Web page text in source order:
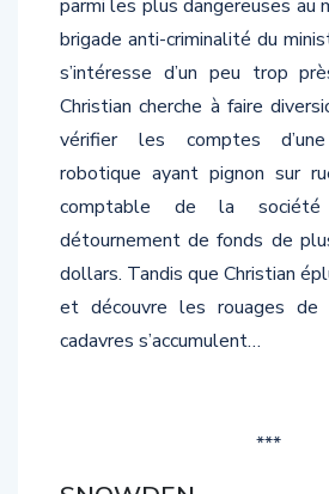
brigade anti-criminalité du
s’intéresse d’un peu trop
Christian cherche à faire
vérifier les comptes
robotique ayant pignon sur
comptable de la
détournement de fonds de
dollars. Tandis que Christian
et découvre les rouages de
cadavres s’accumulent…